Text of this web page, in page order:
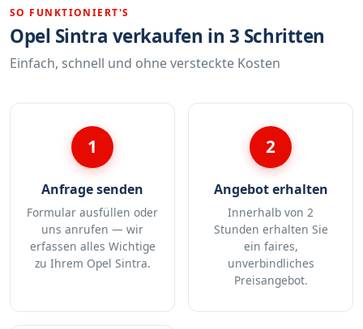
SO FUNKTIONIERT'S
Opel Sintra verkaufen in 3 Schritten
Einfach, schnell und ohne versteckte Kosten
1
Anfrage senden
Formular ausfüllen oder
uns anrufen — wir
erfassen alles Wichtige
zu Ihrem Opel Sintra.
2
Angebot erhalten
Innerhalb von 2
Stunden erhalten Sie
ein faires,
unverbindliches
Preisangebot.